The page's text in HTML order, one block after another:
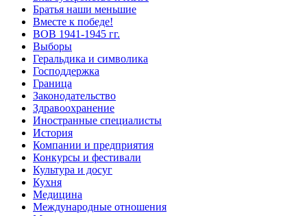
Братья наши меньшие
Вместе к победе!
ВОВ 1941-1945 гг.
Выборы
Геральдика и символика
Господдержка
Граница
Законодательство
Здравоохранение
Иностранные специалисты
История
Компании и предприятия
Конкурсы и фестивали
Культура и досуг
Кухня
Медицина
Международные отношения